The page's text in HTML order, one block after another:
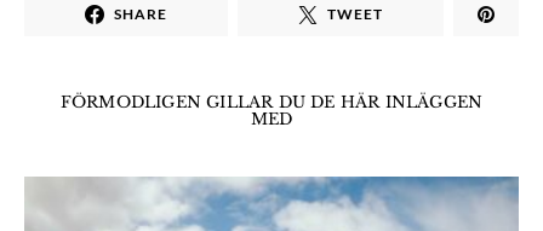
SHARE TWEET
FÖRMODLIGEN GILLAR DU DE HÄR INLÄGGEN
MED